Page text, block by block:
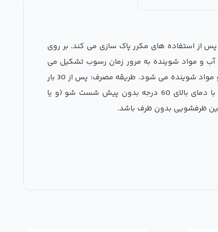
از استفاده های مکرر پاک سازی می کند. بر روی
آب و مواد شوینده به مرور زمان رسوب تشکیل می
شود. این جرم گیر با از بین بردن این رسوب ها، عملکرد دستگاه شما را بهتر کرده و باعث صرفه جویی در مصرف انرژی و مواد شوینده می شود. طریقه مصرف: پس از 30 بار
استفاده از دستگاه و یا هر سه ماه یک بار، یک بسته 50 گرمی پودر را داخل محفظه مواد شوینده ریخته و برنامه ای با دمای بالای 60 درجه بدون پیش شست شو (و یا
ظرفشویی بدون ظرف باشد.